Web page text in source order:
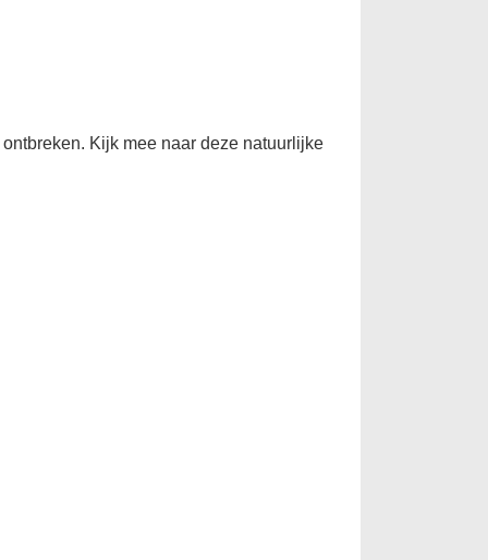
Kijk mee naar deze natuurlijke